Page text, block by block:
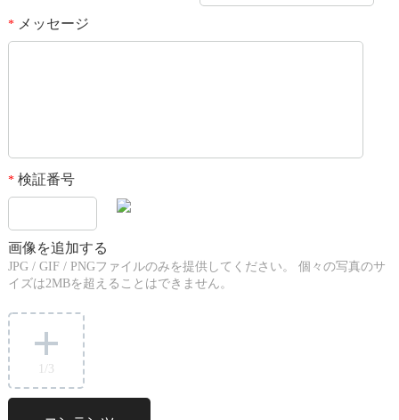
*メッセージ
*検証番号
画像を追加する
JPG / GIF / PNGファイルのみを提供してください。 個々の写真のサ
イズは2MBを超えることはできません。
1 /3